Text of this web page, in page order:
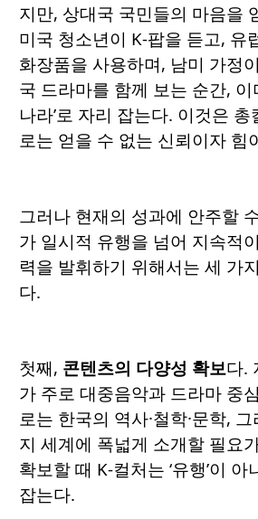
지만, 상대국 국민들의 마음을
미국 청소년이 K-팝을 듣고, 유
화장품을 사용하며, 남미 가정
국 드라마를 함께 보는 순간, 이
나라’로 자리 잡는다. 이것은
로는 얻을 수 없는 신뢰이자 힘
그러나 현재의 성과에 안주할
가 일시적 유행을 넘어 지속적
력을 발휘하기 위해서는 세 가
다.
첫째, 콘텐츠의 다양성 확보다.
가 주로 대중음악과 드라마 중
로는 한국의 역사·철학·문학,
지 세계에 폭넓게 소개할 필요
확보할 때 K-컬처는 ‘유행’이 아
잡는다.